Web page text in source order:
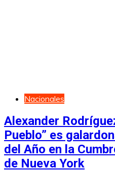
Nacionales
Alexander
Pueblo” es
del Año en la
de Nueva York